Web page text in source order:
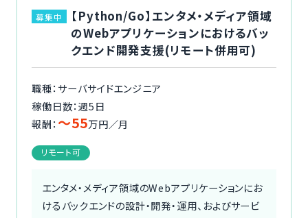
募集中
【Python/Go】エンタメ・メディア領域
のWebアプリケーションにおけるバッ
クエンド開発支援(リモート併用可)
職種：サーバサイドエンジニア
稼働日数：週5日
報酬： 〜55万円／月
リモート可
エンタメ・メディア領域のWebアプリケーションにお
けるバックエンドの設計・開発・運用、およびサービ